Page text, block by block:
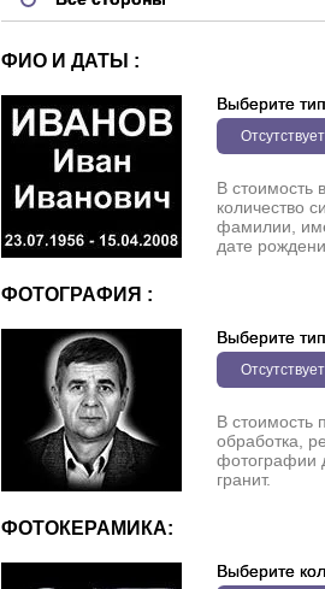
ФИО И ДАТЫ :
Выберите тип
Отсутствует
В стоимость
количество
фамилии,
дате
ФОТОГРАФИЯ :
Выберите тип
Отсутствует
В стоимость
обработка,
фотографии
гранит.
ФОТОКЕРАМИКА:
Выберите